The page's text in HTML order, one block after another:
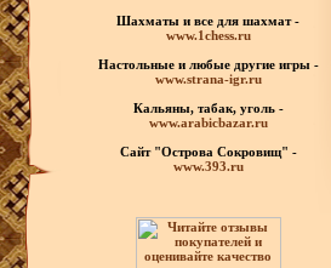
Шахматы и все для шахмат -
www.1chess.ru
Настольные и любые другие игры -
www.strana-igr.ru
Кальяны, табак, уголь -
www.arabicbazar.ru
Сайт "Острова Сокровищ" -
www.393.ru